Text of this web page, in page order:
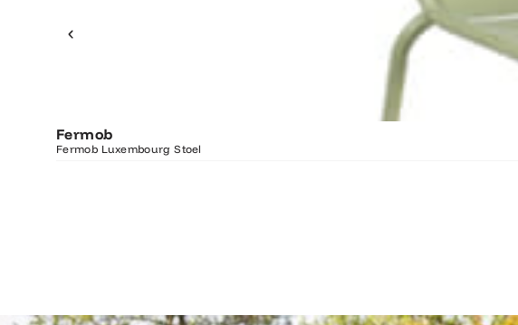
Fermob
Fermob Luxembourg Stoel